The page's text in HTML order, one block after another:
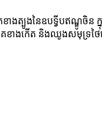
ខាងត្បូងនៃឧបទ្វីបឥណ្
ងកើត និងឈូងសមុទ្រថៃន